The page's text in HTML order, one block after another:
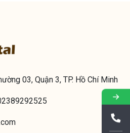
03, Quận 3, TP. Hồ Chí Minh